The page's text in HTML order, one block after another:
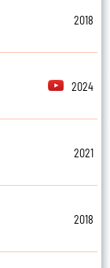
2018
2024
2021
2018